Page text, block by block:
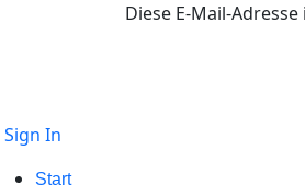
Diese E-Mail-
Sign In
Start